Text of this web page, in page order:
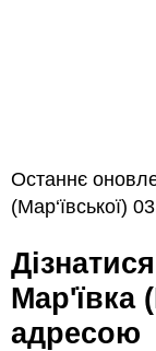
Останнє
(Мар‘ївської)
Дізнатися поштовий індекс с.
Мар'ївка
адресою